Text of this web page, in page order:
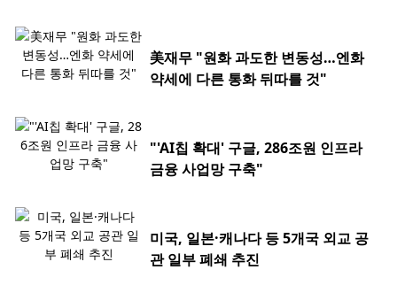
美재무 "원화 과도한 변동성…엔화
약세에 다른 통화 뒤따를 것"
"'AI칩 확대' 구글, 286조원 인프라
금융 사업망 구축"
미국, 일본·캐나다 등 5개국 외교 공
관 일부 폐쇄 추진